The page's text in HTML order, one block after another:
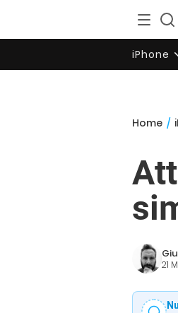
iPhone
Home /
21